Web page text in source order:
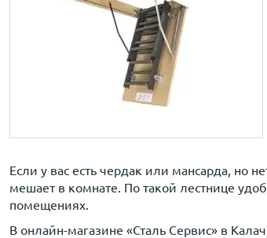
Если у вас есть чердак или мансарда, но
мешает в комнате. По такой лестнице
помещениях.
В онлайн-магазине «Сталь Сервис» в